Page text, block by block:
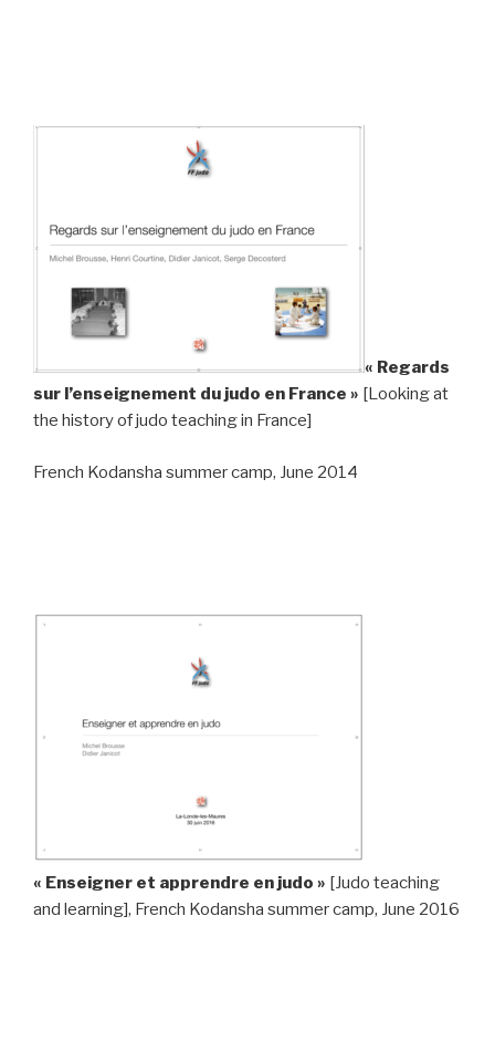
« Regards
sur l’enseignement du judo en France » [Looking at
the history of judo teaching in France]
French Kodansha summer camp, June 2014
« Enseigner et apprendre en judo » [Judo teaching
and learning], French Kodansha summer camp, June 2016